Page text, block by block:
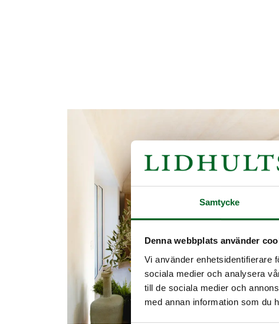
Samtycke
Denna webbplats använder
Vi använder enhetsidentifierare
sociala medier och analysera
till de sociala medier och
med annan information som du